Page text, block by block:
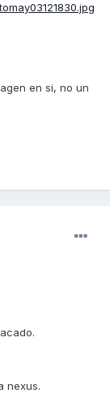
en si, no un
nexus.